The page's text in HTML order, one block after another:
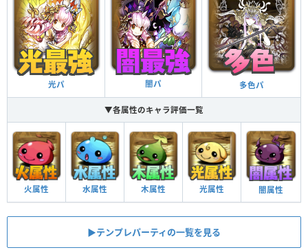
光パ 闇パ 多色パ
▼各属性のキャラ評価一覧
火属性 水属性 木属性 光属性 闇属性
▶︎テンプレパーティの一覧を見る